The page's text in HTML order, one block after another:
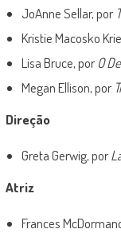
JoAnne Sellar, por
Kristie Macosko
Lisa Bruce, porO
Megan Ellison, por
Direção
Greta Gerwig, por
Atriz
Frances